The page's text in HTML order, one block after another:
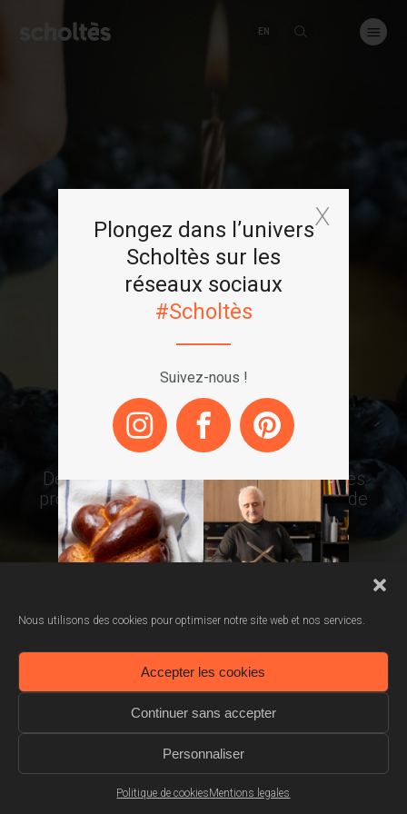
Nous utilisons des cookies pour optimiser notre site web et nos services.
Accepter les cookies
Continuer sans accepter
Personnaliser
Politique de cookiesMentions legales
EN
Maison
Scholtès
Depuis 100 ans, Scholtès développe des
produits de haute précision au service de
chaque cuisinier.
Plongez dans l’univers
Scholtès sur les
réseaux sociaux
#Scholtès
Suivez-nous !